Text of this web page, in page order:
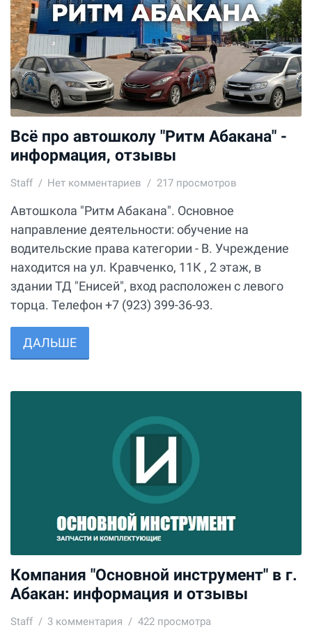
Всё про автошколу "Ритм Абакана" -
информация, отзывы
Staff Нет комментариев 217 просмотров
Автошкола "Ритм Абакана". Основное
направление деятельности: обучение на
водительские права категории - B. Учреждение
находится на ул. Кравченко, 11К , 2 этаж, в
здании ТД "Енисей", вход расположен с левого
торца. Телефон +7 (923) 399-36-93.
ДАЛЬШЕ
Компания "Основной инструмент" в г.
Абакан: информация и отзывы
Staff 3 комментария 422 просмотра